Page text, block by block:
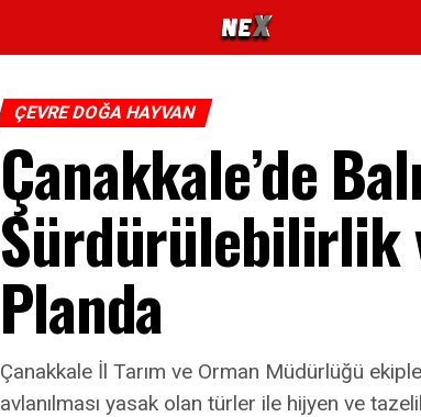
ÇEVRE DOĞA HAYVAN
Çanakkale’de
Sürdürülebilirlik
Planda
Çanakkale İl Tarım ve Orman Müdürlüğü
avlanılması yasak olan türler ile hijyen ve